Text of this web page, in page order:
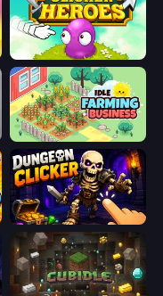
Clicker Heroes
Idle Farming Business
Dungeon Clicker